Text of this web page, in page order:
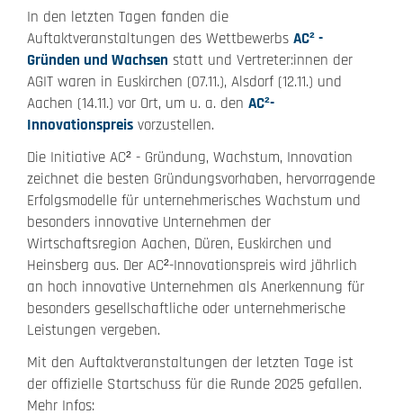
In den letzten Tagen fanden die
Auftaktveranstaltungen des Wettbewerbs AC² -
Gründen und Wachsen statt und Vertreter:innen der
AGIT waren in Euskirchen (07.11.), Alsdorf (12.11.) und
Aachen (14.11.) vor Ort, um u. a. den AC²-
Innovationspreis vorzustellen.
Die Initiative AC² - Gründung, Wachstum, Innovation
zeichnet die besten Gründungsvorhaben, hervorragende
Erfolgsmodelle für unternehmerisches Wachstum und
besonders innovative Unternehmen der
Wirtschaftsregion Aachen, Düren, Euskirchen und
Heinsberg aus. Der AC²-Innovationspreis wird jährlich
an hoch innovative Unternehmen als Anerkennung für
besonders gesellschaftliche oder unternehmerische
Leistungen vergeben.
Mit den Auftaktveranstaltungen der letzten Tage ist
der offizielle Startschuss für die Runde 2025 gefallen.
Mehr Infos: